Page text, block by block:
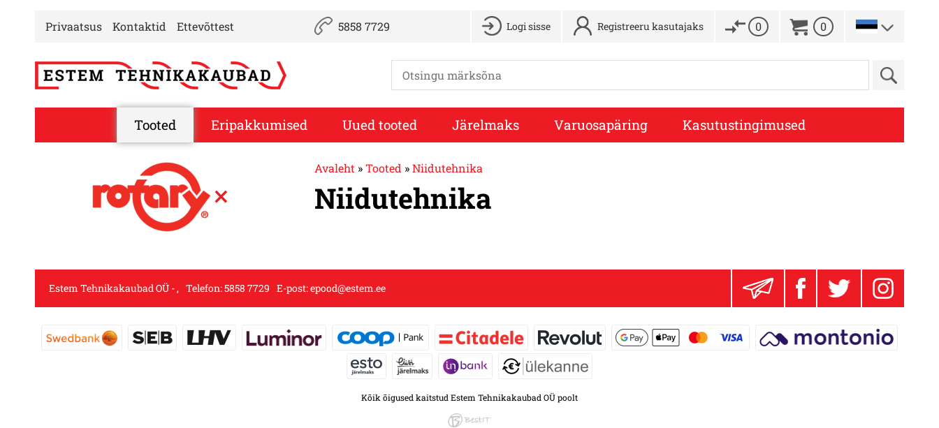
Privaatsus Kontaktid Ettevõttest 5858 7729 Logi sisse Registreeru kasutajaks 0 0
Tooted Eripakkumised Uued tooted Järelmaks Varuosapäring Kasutustingimused
×
Avaleht »Tooted »Niidutehnika
Niidutehnika
Estem Tehnikakaubad OÜ , Telefon:5858 7729 E-post:epood@estem.ee
Kõik õigused kaitstud Estem Tehnikakaubad OÜ poolt